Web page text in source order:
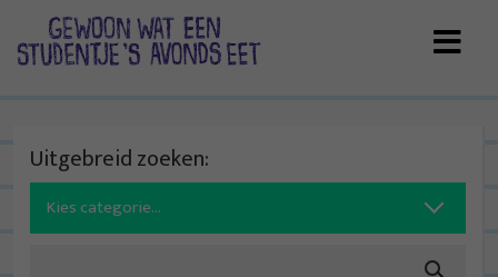
Uitgebreid zoeken:
Search
for: